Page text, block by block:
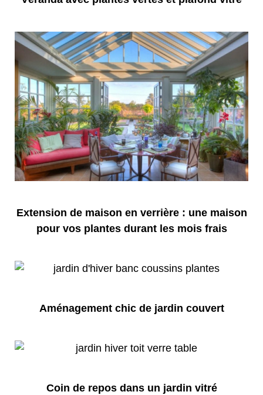
Extension de maison en verrière : une maison
pour vos plantes durant les mois frais
Aménagement chic de jardin couvert
Coin de repos dans un jardin vitré